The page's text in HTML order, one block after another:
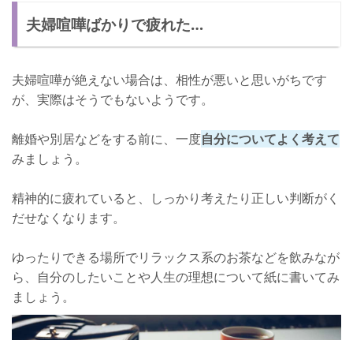
夫婦喧嘩の内容を相手を理解する手がかりにする
原因を突き止めて対策していこう！
夫婦喧嘩ばかりで疲れた…
夫婦喧嘩が絶えない場合は、相性が悪いと思いがちです
が、実際はそうでもないようです。
離婚や別居などをする前に、一度自分についてよく考えて
みましょう。
精神的に疲れていると、しっかり考えたり正しい判断がく
だせなくなります。
ゆったりできる場所でリラックス系のお茶などを飲みなが
ら、自分のしたいことや人生の理想について紙に書いてみ
ましょう。